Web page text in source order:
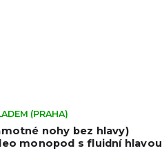
nohy bez hlavy)
monopod s fluidní hlavou
(PRAHA)